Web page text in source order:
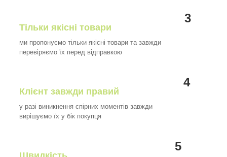
3
Тільки якісні товари
ми пропонуємо тільки якісні товари та завжди
перевіряємо їх перед відправкою
4
Клієнт завжди правий
у разі виникнення спірних моментів завжди
вирішуємо їх у бік покупця
5